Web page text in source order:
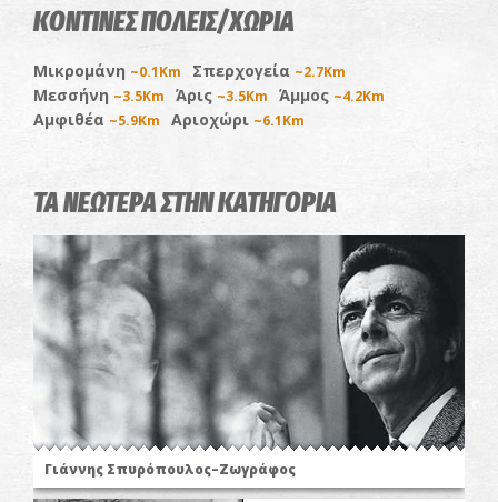
ΚΟΝΤΙΝΕΣ ΠΟΛΕΙΣ/ΧΩΡΙΑ
Μικρομάνη ~0.1Km Σπερχογεία ~2.7Km
Μεσσήνη ~3.5Km Άρις ~3.5Km Άμμος ~4.2Km
Αμφιθέα ~5.9Km Αριοχώρι ~6.1Km
ΤΑ ΝΕΩΤΕΡΑ ΣΤΗΝ ΚΑΤΗΓΟΡΙΑ
Γιάννης Σπυρόπουλος–Ζωγράφος